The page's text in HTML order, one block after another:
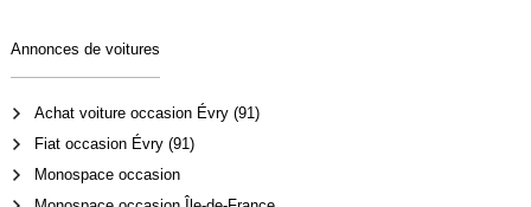
Annonces de voitures
Achat voiture occasion Évry (91)
Fiat occasion Évry (91)
Monospace occasion